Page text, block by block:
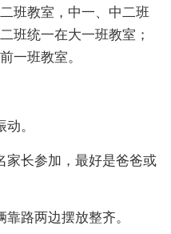
班教室，中一、中二班
班统一在大一班教室；
一班教室。
。
家长参加，最好是爸爸或
路两边摆放整齐。